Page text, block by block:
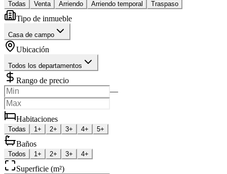
Todas Venta Arriendo Arriendo temporal Traspaso
Tipo de inmueble
Casa de campo
Ubicación
Todos los departamentos
Rango de precio
—
Habitaciones
Todas 1+ 2+ 3+ 4+ 5+
Baños
Todos 1+ 2+ 3+ 4+
Superficie (m²)